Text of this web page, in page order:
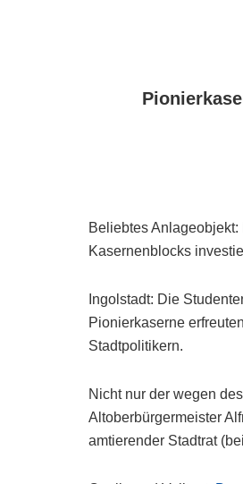
Beliebtes
Kasernenblocks
Ingolstadt: Die
Pionierkaserne
Stadtpolitikern.
Nicht nur der wegen
Altoberbürgermeister
amtierender Stadtrat